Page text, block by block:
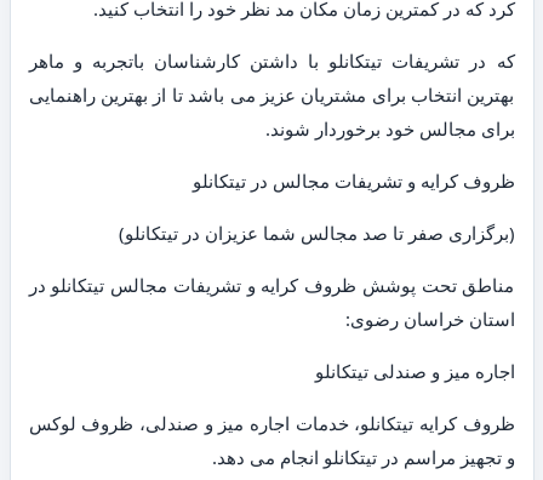
کرد که در کمترین زمان مکان مد نظر خود را انتخاب کنید.
که در تشریفات تیتکانلو با داشتن کارشناسان باتجربه و ماهر
بهترین انتخاب برای مشتریان عزیز می باشد تا از بهترین راهنمایی
برای مجالس خود برخوردار شوند.
ظروف کرایه و تشریفات مجالس در تیتکانلو
(برگزاری صفر تا صد مجالس شما عزیزان در تیتکانلو)
مناطق تحت پوشش ظروف کرایه و تشریفات مجالس تیتکانلو در
استان خراسان رضوی:
اجاره میز و صندلی تیتکانلو
ظروف کرایه تیتکانلو، خدمات اجاره میز و صندلی، ظروف لوکس
و تجهیز مراسم در تیتکانلو انجام می دهد.